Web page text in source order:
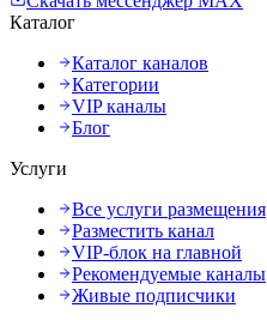
Каталог
Каталог каналов
Категории
VIP каналы
Блог
Услуги
Все услуги размещения
Разместить канал
VIP-блок на главной
Рекомендуемые каналы
Живые подписчики